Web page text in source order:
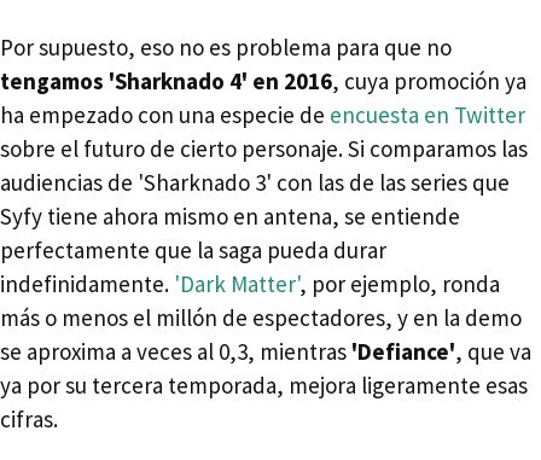
Por supuesto, eso no es problema para que no
tengamos 'Sharknado 4' en 2016, cuya promoción ya
ha empezado con una especie de encuesta en Twitter
sobre el futuro de cierto personaje. Si comparamos las
audiencias de 'Sharknado 3' con las de las series que
Syfy tiene ahora mismo en antena, se entiende
perfectamente que la saga pueda durar
indefinidamente. 'Dark Matter', por ejemplo, ronda
más o menos el millón de espectadores, y en la demo
se aproxima a veces al 0,3, mientras 'Defiance', que va
ya por su tercera temporada, mejora ligeramente esas
cifras.